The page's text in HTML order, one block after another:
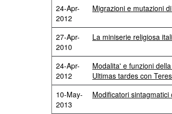
24-Apr-
2012
Migrazioni e mutazioni
27-Apr-
2010
La miniserie religiosa
24-Apr-
2012
Modalita' e funzioni
Ultimas tardes con
10-May-
2013
Modificatori